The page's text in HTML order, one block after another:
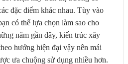
đặc điểm khác nhau. Tùy vào
có thể lựa chọn làm sao cho
năm gần đây, kiến trúc xây
hướng hiện đại vậy nên mái
ưa chuộng sử dụng nhiều hơn.